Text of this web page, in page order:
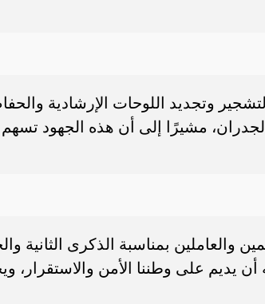
وتجديد اللوحات الإرشادية
مشيرًا إلى أن هذه الجهود
والعاملين بمناسبة الذكرى الثانية
أن يديم على وطننا الأمن والاستقرار،